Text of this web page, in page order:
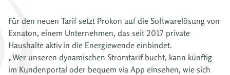
Für den neuen Tarif setzt Prokon auf die Softwarelösung von
Exnaton, einem Unternehmen, das seit 2017 private
Haushalte aktiv in die Energiewende einbindet.
„Wer unseren dynamischen Stromtarif bucht, kann künftig
im Kundenportal oder bequem via App einsehen, wie sich